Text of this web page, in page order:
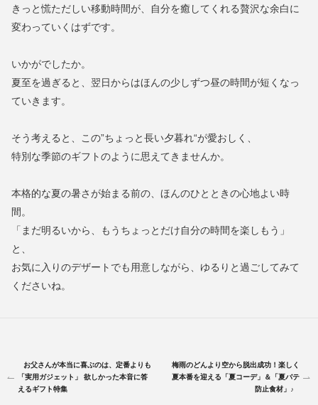
きっと慌ただしい移動時間が、自分を癒してくれる贅沢な余白に
変わっていくはずです。
いかがでしたか。
夏至を過ぎると、翌日からはほんの少しずつ昼の時間が短くなっ
ていきます。
そう考えると、この”ちょっと長い夕暮れ“が愛おしく、
特別な季節のギフトのように思えてきませんか。
本格的な夏の暑さが始まる前の、ほんのひとときの心地よい時
間。
「まだ明るいから、もうちょっとだけ自分の時間を楽しもう」
と、
お気に入りのデザートでも用意しながら、ゆるりと過ごしてみて
くださいね。
お父さんが本当に喜ぶのは、定番よりも
「実用ガジェット」 欲しかった本音に答
えるギフト特集
梅雨のどんより空から脱出成功！楽しく
夏本番を迎える「夏コーデ」＆「夏バテ
防止食材」♪